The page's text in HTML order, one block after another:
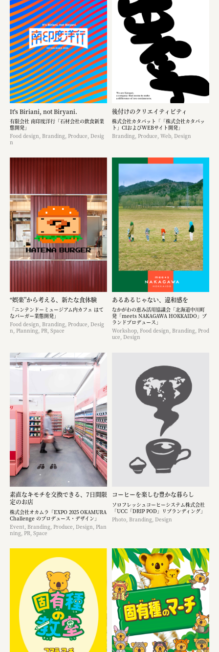
It's Biriani, not Biryani.
有限会社 南印度洋行「石材会社の飲食新業
態開発」
Food design, Branding, Produce, Desig
n
後付けのクリエイティビティ
株式会社カタパット「「株式会社カタパッ
ト」CIおよびWEBサイト開発」
Branding, Produce, Web, Design
“娯楽”から考える、新たな食体験
「ニンテンドーミュージアム内カフェ はて
なバーガー業態開発」
Food design, Branding, Produce, Desig
n, Planning, PR, Space
あるあるじゃない、違和感を
なかがわの恵み活用協議会「北海道中川町
発「meets NAKAGAWA HOKKAIDO」ブ
ランドプロデュース」
Workshop, Food design, Branding, Prod
uce, Design
素直なキモチを交換できる、7日間限
定のお店
株式会社オカムラ「EXPO 2025 OKAMURA
Challenge のプロデュース・デザイン」
Event, Branding, Produce, Design, Plan
ning, PR, Space
コーヒーを楽しむ豊かな暮らし
ソロフレッシュコーヒーシステム株式会社
「UCC「DRIP POD」リブランディング」
Photo, Branding, Design